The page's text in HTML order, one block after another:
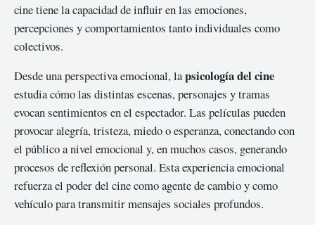
cine tiene la capacidad de influir en las emociones,
percepciones y comportamientos tanto individuales como
colectivos.
Desde una perspectiva emocional, lapsicología del cine
estudia cómo las distintas escenas, personajes y tramas
evocan sentimientos en el espectador. Las películas pueden
provocar alegría, tristeza, miedo o esperanza, conectando con
el público a nivel emocional y, en muchos casos, generando
procesos de reflexión personal. Esta experiencia emocional
refuerza el poder del cine como agente de cambio y como
vehículo para transmitir mensajes sociales profundos.